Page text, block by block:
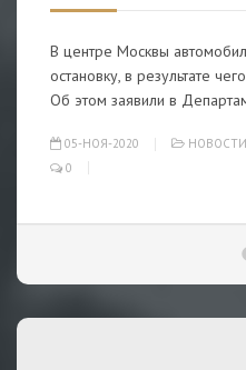
В центре Москвы
остановку, в результате
Об этом заявили в
05-НОЯ-2020 НОВОСТИ
0